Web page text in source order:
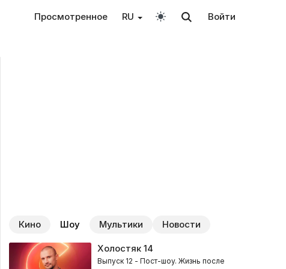
Просмотренное RU Войти
Кино Шоу Мультики Новости
Холостяк14
Выпуск 12 - Пост-шоу. Жизнь после